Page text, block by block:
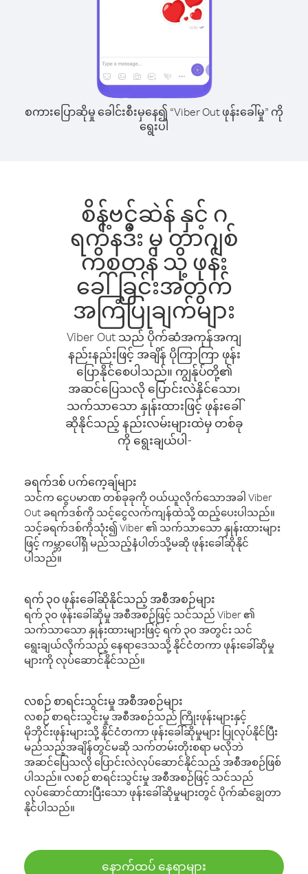
စကားပြောဆိုမှု ခေါင်းစီးမှနေ၍ “Viber Out ဖုန်းခေါ်မှု” ကို
ရွေးပါ
စိန့်ဗင့်ဆဲန် နှင့် ဂ
ရက်နဒီး မှ တာဂျစ်
ကိစတန် သို့ ဖုန်း
ခေါ်ခြင်းအတွက်
အကြံပြုချက်များ
Viber Out သည် ပိုက်ဆံအကုန်အကျ
နည်းနည်းဖြင့် အချိန် ပိုကြာကြာ ဖုန်း
ပြောနိုင်စေပါသည်။ ကျွန်ုပ်တို့၏
အဆင်ပြေသလို ပြောင်းလဲနိုင်သော၊
သက်သာသော နှုန်းထားဖြင့် ဖုန်းခေါ်
ဆိုနိုင်သည့် နည်းလမ်းများထဲမှ တစ်ခု
ကို ရွေးချယ်ပါ-
ခရက်ဒစ် ပက်ကေ့ချ်များ
သင်က ငွေပမာဏ တစ်ခုခုကို ဝယ်ယူလိုက်သောအခါ Viber
Out ခရက်ဒစ်ကို သင့်ငွေလက်ကျန်ထဲသို့ ထည့်ပေးပါသည်။
သင့်ခရက်ဒစ်ကိုသုံး၍ Viber ၏ သက်သာသော နှုန်းထားများ
ဖြင့် ကမ္ဘာပေါ်ရှိ မည်သည့်နံပါတ်သို့မဆို ဖုန်းခေါ်ဆိုနိုင်
ပါသည်။
ရက် ၃၀ ဖုန်းခေါ်ဆိုနိုင်သည့် အစီအစဉ်များ
ရက် ၃၀ ဖုန်းခေါ်ဆိုမှု အစီအစဉ်ဖြင့် သင်သည် Viber ၏
သက်သာသော နှုန်းထားများဖြင့် ရက် ၃၀ အတွင်း သင်
ရွေးချယ်လိုက်သည့် နေရာဒေသသို့ နိုင်ငံတကာ ဖုန်းခေါ်ဆိုမှု
များကို လုပ်ဆောင်နိုင်သည်။
လစဉ် စာရင်းသွင်းမှု အစီအစဉ်များ
လစဉ် စာရင်းသွင်းမှု အစီအစဉ်သည် ကြိုးဖုန်းများနှင့်
မိုဘိုင်းဖုန်းများသို့ နိုင်ငံတကာ ဖုန်းခေါ်ဆိုမှုများ ပြုလုပ်နိုင်ပြီး
မည်သည့်အချိန်တွင်မဆို သက်တမ်းတိုးစရာ မလိုဘဲ
အဆင်ပြေသလို ပြောင်းလဲလုပ်ဆောင်နိုင်သည့် အစီအစဉ်ဖြစ်
ပါသည်။ လစဉ် စာရင်းသွင်းမှု အစီအစဉ်ဖြင့် သင်သည်
လုပ်ဆောင်ထားပြီးသော ဖုန်းခေါ်ဆိုမှုများတွင် ပိုက်ဆံချွေတာ
နိုင်ပါသည်။
နောက်ထပ် နေရာများ